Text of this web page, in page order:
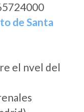
de Santa
el nvel del